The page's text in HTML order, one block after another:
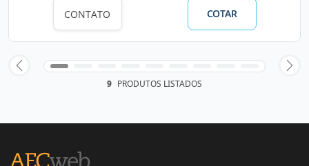
CONTATO COTAR
9 PRODUTOS LISTADOS